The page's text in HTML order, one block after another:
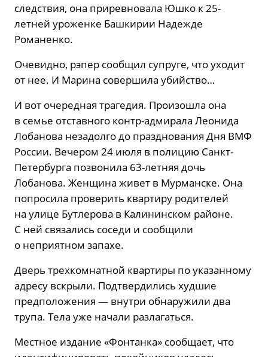
следствия, она приревновала Юшко к 25-
летней уроженке Башкирии Надежде
Романенко.
Очевидно, рэпер сообщил супруге, что уходит
от нее. И Марина совершила убийство…
И вот очередная трагедия. Произошла она
в семье отставного контр-адмирала Леонида
Лобанова незадолго до празднования Дня ВМФ
России. Вечером 24 июля в полицию Санкт-
Петербурга позвонила 63-летняя дочь
Лобанова. Женщина живет в Мурманске. Она
попросила проверить квартиру родителей
на улице Бутлерова в Калининском районе.
С ней связались соседи и сообщили
о неприятном запахе.
Дверь трехкомнатной квартиры по указанному
адресу вскрыли. Подтвердились худшие
предположения — внутри обнаружили два
трупа. Тела уже начали разлагаться.
Местное издание «Фонтанка» сообщает, что